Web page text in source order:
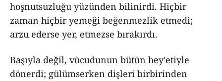
hoşnutsuzluğu yüzünden bilinirdi. Hiçbir
zaman hiçbir yemeği beğenmezlik etmedi;
arzu ederse yer, etmezse bırakırdı.
Başıyla değil, vücudunun bütün hey'etiyle
dönerdi; gülümserken dişleri birbirinden